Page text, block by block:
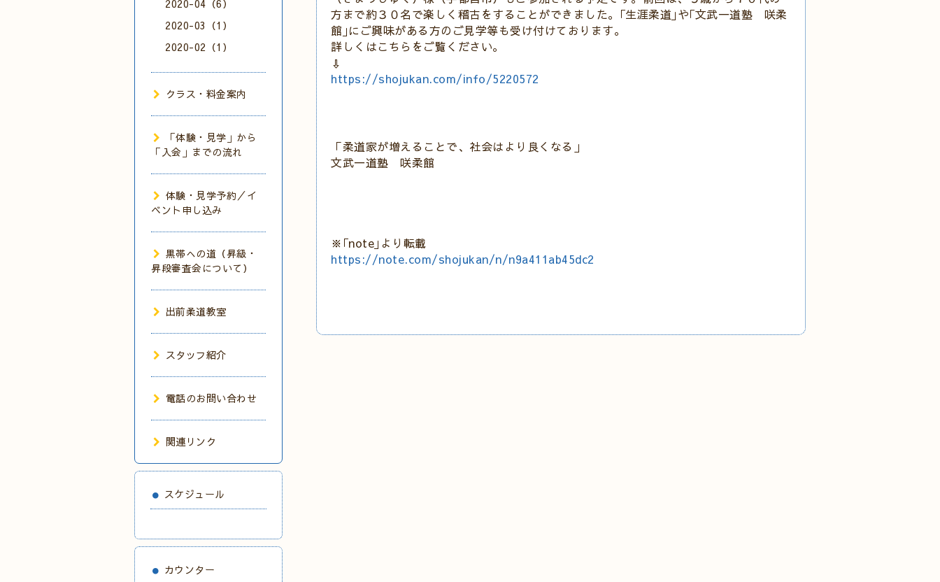
方まで約３０名で楽しく稽古をすることができました。｢生涯柔道｣や｢文武一道塾 咲柔
館｣にご興味がある方のご見学等も受け付けております。
詳しくはこちらをご覧ください。
⇩
https://shojukan.com/info/5220572
「柔道家が増えることで、社会はより良くなる」
文武一道塾 咲柔館
※｢note｣より転載
https://note.com/shojukan/n/n9a411ab45dc2
2020-04（6）
2020-03（1）
2020-02（1）
クラス・料金案内
「体験・見学」から
「入会」までの流れ
体験・見学予約／イ
ベント申し込み
黒帯への道（昇級・
昇段審査会について）
出前柔道教室
スタッフ紹介
電話のお問い合わせ
関連リンク
スケジュール
カウンター